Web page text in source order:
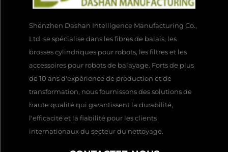
Shenzhen Dashan Intelligence Manufacturing Co.,
Ltd. se spécialise dans les fibres de balais, les
brosses cylindriques pour robots, les filtres et les
accessoires pour robots de balayage. Forts de plus
de 10 ans d'expérience de production et de
transformation, nous fournissons des solutions de
haute qualité qui garantissent la durabilité,
l'efficacité et la fiabilité pour les clients
internationaux du secteur du nettoyage.